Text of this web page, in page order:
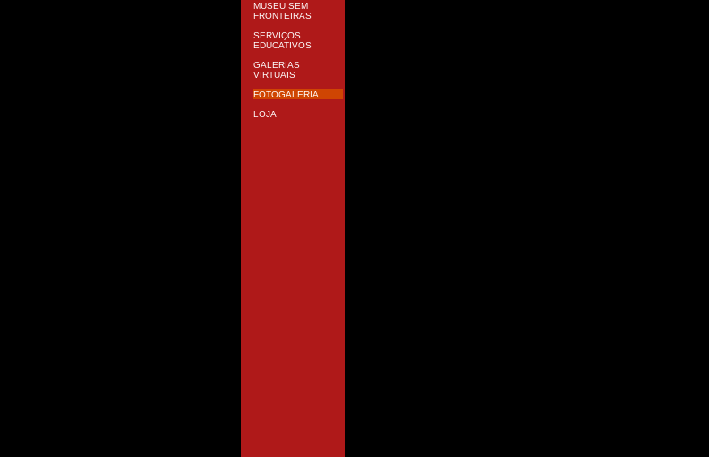
MUSEU SEM
FRONTEIRAS
SERVIÇOS
EDUCATIVOS
GALERIAS
VIRTUAIS
FOTOGALERIA
LOJA